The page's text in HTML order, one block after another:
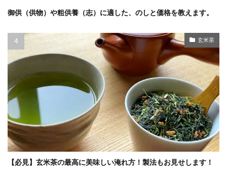
御供（供物）や粗供養（志）に適した、のしと価格を教えます。
玄米茶
【必見】玄米茶の最高に美味しい淹れ方！製法もお見せします！